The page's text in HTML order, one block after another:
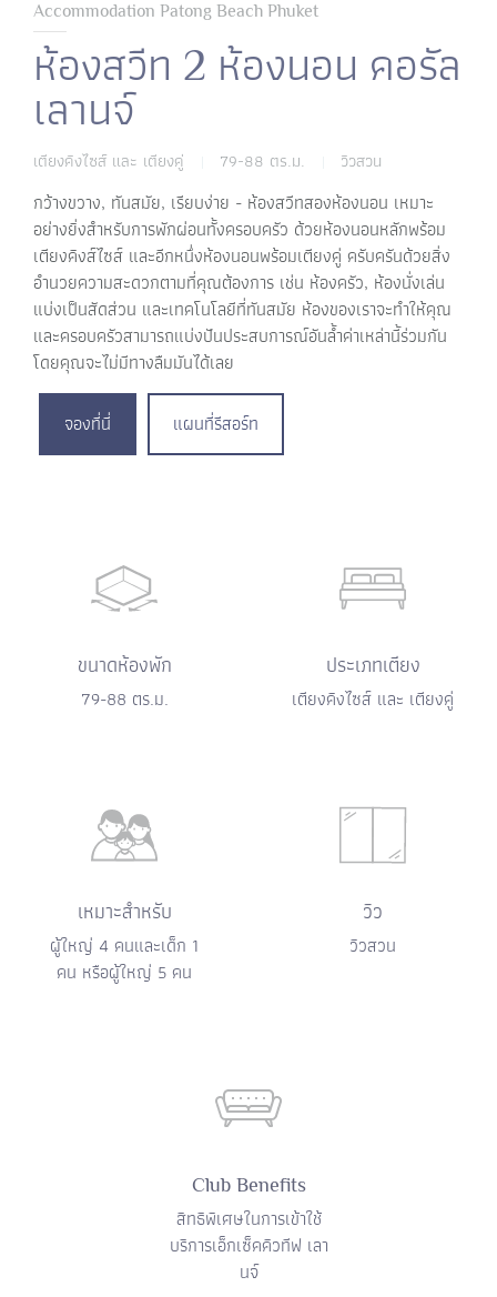
Accommodation Patong Beach Phuket
ห้องสวีท 2 ห้องนอน คอรัล
เลานจ์
เตียงคิงไซส์ และ เตียงคู่ 79-88 ตร.ม. วิวสวน
กว้างขวาง, ทันสมัย, เรียบง่าย - ห้องสวีทสองห้องนอน เหมาะ
อย่างยิ่งสำหรับการพักผ่อนทั้งครอบครัว ด้วยห้องนอนหลักพร้อม
เตียงคิงส์ไซส์ และอีกหนึ่งห้องนอนพร้อมเตียงคู่ ครับครันด้วยสิ่ง
อำนวยความสะดวกตามที่คุณต้องการ เช่น ห้องครัว, ห้องนั่งเล่น
แบ่งเป็นสัดส่วน และเทคโนโลยีที่ทันสมัย ห้องของเราจะทำให้คุณ
และครอบครัวสามารถแบ่งปันประสบการณ์อันล้ำค่าเหล่านี้ร่วมกัน
โดยคุณจะไม่มีทางลืมมันได้เลย
จองที่นี่ แผนที่รีสอร์ท
ขนาดห้องพัก
79-88 ตร.ม.
ประเภทเตียง
เตียงคิงไซส์ และ เตียงคู่
เหมาะสำหรับ
ผู้ใหญ่ 4 คนและเด็ก 1
คน หรือผู้ใหญ่ 5 คน
วิว
วิวสวน
Club Benefits
สิทธิพิเศษในการเข้าใช้
บริการเอ็กเซ็คคิวทีฟ เลา
นจ์